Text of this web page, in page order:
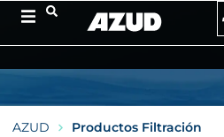
AZUD Productos Filtración